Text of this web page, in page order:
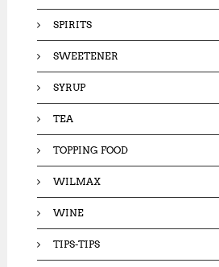
SPIRITS
SWEETENER
SYRUP
TEA
TOPPING FOOD
WILMAX
WINE
TIPS-TIPS